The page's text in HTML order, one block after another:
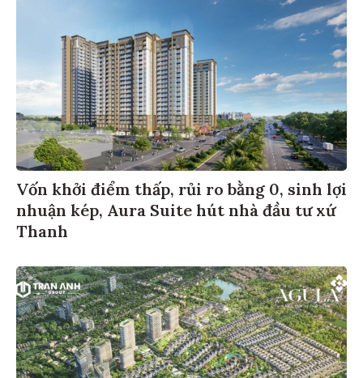
Vốn khởi điểm thấp, rủi ro bằng 0, sinh lợi
nhuận kép, Aura Suite hút nhà đầu tư xứ
Thanh